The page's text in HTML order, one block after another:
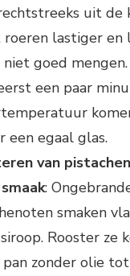
uit de
roeren lastiger en
niet goed
een paar
een egaal glas.
van
:
smaken
Rooster ze
zonder olie